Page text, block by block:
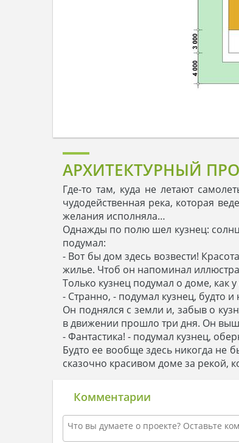
АРХИТЕКТУРНЫЙ
Где-то там, куда не летают
чудодейственная река, которая
желания исполняла…
Однажды по полю шел кузнец:
подумал:
- Вот бы дом здесь возвести!
жилье. Чтоб он напоминал
Только кузнец подумал о доме, как
- Странно, - подумал кузнец, будто и
Он поднялся с земли и, забыв о
в движении прошло три дня. Он
- Фантастика! - подумал кузнец,
Будто ее вообще здесь никогда не
сказочно красивом доме за рекой,
Комментарии